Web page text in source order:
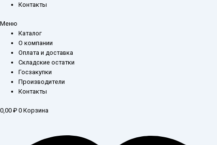
Контакты
Меню
Каталог
О компании
Оплата и доставка
Складские остатки
Госзакупки
Производители
Контакты
0,00 ₽ 0 Корзина